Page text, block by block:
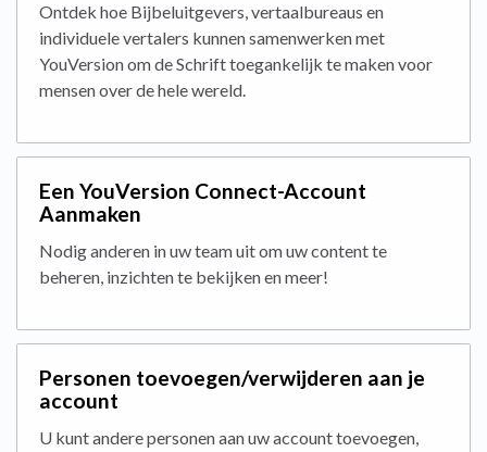
Ontdek hoe Bijbeluitgevers, vertaalbureaus en
individuele vertalers kunnen samenwerken met
YouVersion om de Schrift toegankelijk te maken voor
mensen over de hele wereld.
Een YouVersion Connect-Account
Aanmaken
Nodig anderen in uw team uit om uw content te
beheren, inzichten te bekijken en meer!
Personen toevoegen/verwijderen aan je
account
U kunt andere personen aan uw account toevoegen,